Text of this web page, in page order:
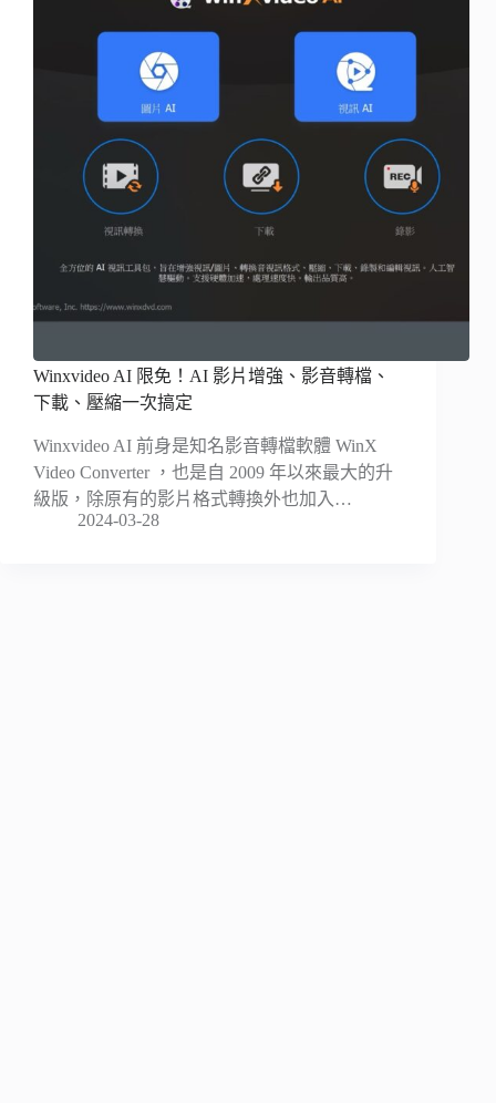
Winxvideo AI 限免！AI 影片增強、影音轉檔、
下載、壓縮一次搞定
Winxvideo AI 前身是知名影音轉檔軟體 WinX
Video Converter ，也是自 2009 年以來最大的升
級版，除原有的影片格式轉換外也加入…
2024-03-28